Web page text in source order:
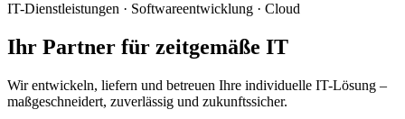
IT-Dienstleistungen · Softwareentwicklung · Cloud
Ihr Partner für zeitgemäße IT
Wir entwickeln, liefern und betreuen Ihre individuelle IT-Lösung –
maßgeschneidert, zuverlässig und zukunftssicher.